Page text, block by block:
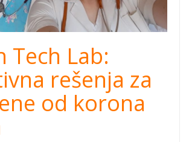
Tech Lab:
rešenja za
od korona